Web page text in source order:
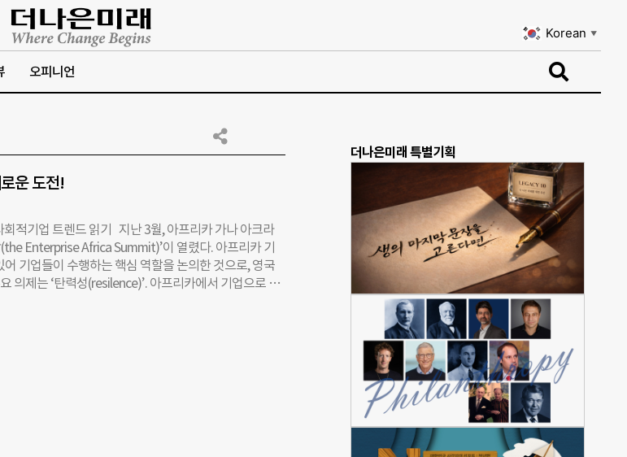
Korean ▼
오피니언
운 도전!
적기업 트렌드 읽기 지난 3월, 아프리카 가나 아크라
Enterprise Africa Summit)’이 열렸다. 아프리카 기
기업들이 수행하는 핵심 역할을 논의한 것으로, 영국
의제는 ‘탄력성(resilence)’. 아프리카에서 기업으로 살
더나은미래 특별기획